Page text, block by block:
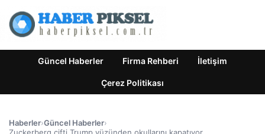
Güncel Haberler Firma Rehberi İletişim
Çerez Politikası
Haberler›Güncel Haberler›